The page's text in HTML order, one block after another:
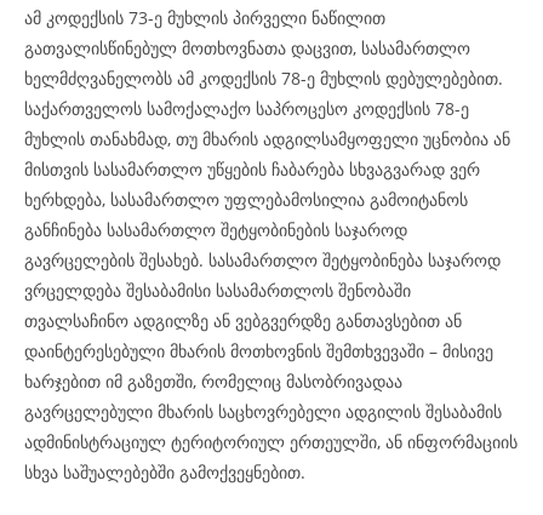
ამ კოდექსის 73-ე მუხლის პირველი ნაწილით
გათვალისწინებულ მოთხოვნათა დაცვით, სასამართლო
ხელმძღვანელობს ამ კოდექსის 78-ე მუხლის დებულებებით.
საქართველოს სამოქალაქო საპროცესო კოდექსის 78-ე
მუხლის თანახმად, თუ მხარის ადგილსამყოფელი უცნობია ან
მისთვის სასამართლო უწყების ჩაბარება სხვაგვარად ვერ
ხერხდება, სასამართლო უფლებამოსილია გამოიტანოს
განჩინება სასამართლო შეტყობინების საჯაროდ
გავრცელების შესახებ. სასამართლო შეტყობინება საჯაროდ
ვრცელდება შესაბამისი სასამართლოს შენობაში
თვალსაჩინო ადგილზე ან ვებგვერდზე განთავსებით ან
დაინტერესებული მხარის მოთხოვნის შემთხვევაში – მისივე
ხარჯებით იმ გაზეთში, რომელიც მასობრივადაა
გავრცელებული მხარის საცხოვრებელი ადგილის შესაბამის
ადმინისტრაციულ ტერიტორიულ ერთეულში, ან ინფორმაციის
სხვა საშუალებებში გამოქვეყნებით.